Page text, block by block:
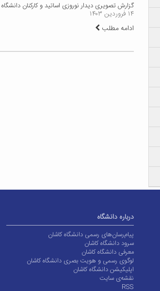
گزارش تصویری دیدار نوروزی اساتید و کارکنان
۱۴ فروردین ۱۴۰۳
ادامه مطلب
درباره دانشگاه
پیام‌رسان‌های رسمی دانشگاه کاشان
سرود دانشگاه کاشان
معرفی دانشگاه کاشان
لوگوی رسمی و هویت بصری دانشگاه کاشان
اپلیکیشن دانشگاه کاشان
نقشه‌ی سایت
RSS